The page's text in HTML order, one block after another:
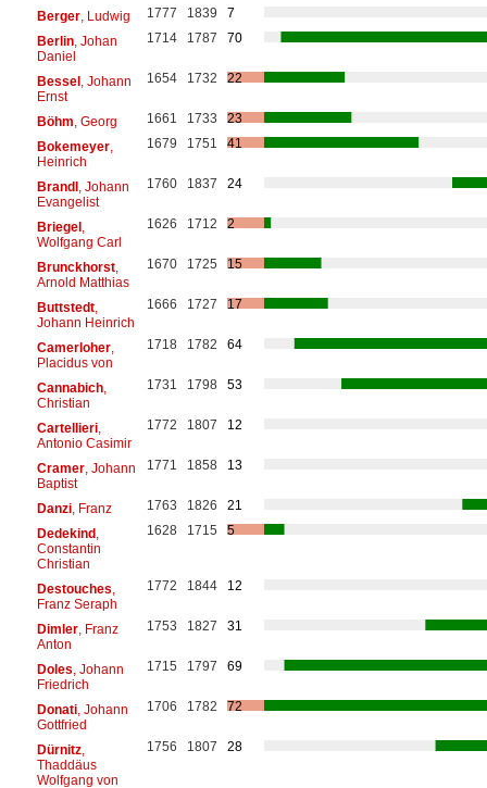
Berger, Ludwig 1777 1839
7
Berlin, Johan
Daniel
1714 1787 70
Bessel, Johann
Ernst
1654 1732 22
Böhm , Georg 1661 1733
23
Bokemeyer,
Heinrich
1679 1751 41
Brandl, Johann
Evangelist
1760 1837 24
Briegel,
Wolfgang Carl
1626 1712 2
Brunckhorst,
Arnold Matthias
1670 1725 15
Buttstedt,
Johann Heinrich
1666 1727 17
Camerloher,
Placidus von
1718 1782 64
Cannabich,
Christian
1731 1798 53
Cartellieri,
Antonio Casimir
1772 1807 12
Cramer, Johann
Baptist
1771 1858 13
Danzi, Franz 1763 1826
21
Dedekind,
Constantin
Christian
1628 1715 5
Destouches
Franz Seraph
1772 1844 12
Dimler, Franz
Anton
1753 1827 31
Doles , Johann
Friedrich
1715 1797 69
Donati, Johann
Gottfried
1706 1782 72
Dürnitz,
Thaddäus
Wolfgang von
1756 1807 28